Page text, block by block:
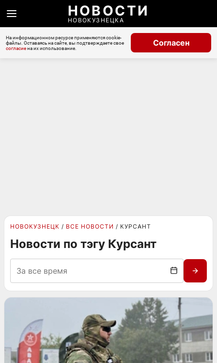
НОВОСТИ
НОВОКУЗНЕЦКА
На информационном ресурсе применяются cookie-
файлы. Оставаясь на сайте, вы подтверждаете свое
согласиена их использование.
Согласен
НОВОКУЗНЕЦК ВСЕ НОВОСТИ КУРСАНТ
Новости по тэгу Курсант